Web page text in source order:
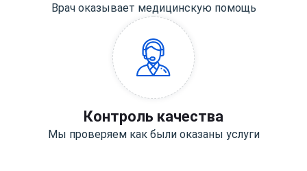
Врач оказывает медицинскую помощь
Контроль качества
Мы проверяем как были оказаны услуги